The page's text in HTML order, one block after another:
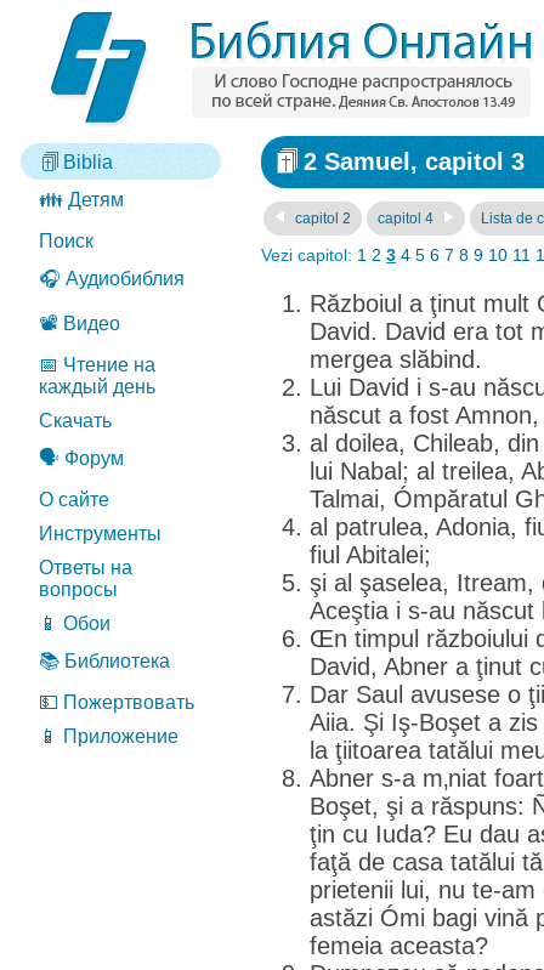
Biblia
👪 Детям
Поиск
🎧 Аудиобиблия
📽️ Видео
📅 Чтение на
каждый день
Скачать
🗣️ Форум
О сайте
Инструменты
Ответы на
вопросы
📱 Обои
📚 Библиотека
💵 Пожертвовать
📱 Приложение
2 Samuel, capitol 3
capitol 2 capitol 4 Lista de
Vezi capitol: 1 2 3 4 5 6 7 8 9 10 11
Războiul a ţinut mult
David. David era tot
mergea slăbind.
Lui David i s-au
născut a fost
al doilea, Chileab,
lui Nabal; al treilea,
Talmai, Ómpăratul
al patrulea, Adonia,
fiul Abitalei;
şi al şaselea, Itream,
Aceştia i s-au născut
Œn timpul războiului
David, Abner a ţinut
Dar Saul avusese o
Aiia. Şi Iş-Boşet a
la ţiitoarea tatălui
Abner s-a m‚niat
Boşet, şi a răspuns:
ţin cu Iuda? Eu dau
faţă de casa tatălui
prietenii lui, nu te-am
astăzi Ómi bagi vină
femeia aceasta?